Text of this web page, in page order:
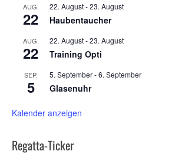
AUG.
22
22. August-23. August
Haubentaucher
AUG.
22
22. August-23. August
Training Opti
SEP.
5
5. September-6. September
Glasenuhr
Kalender anzeigen
Regatta-Ticker